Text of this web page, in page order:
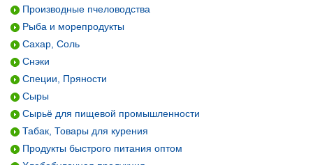
Производные пчеловодства
Рыба и морепродукты
Сахар, Соль
Снэки
Специи, Пряности
Сыры
Сырьё для пищевой промышленности
Табак, Товары для курения
Продукты быстрого питания оптом